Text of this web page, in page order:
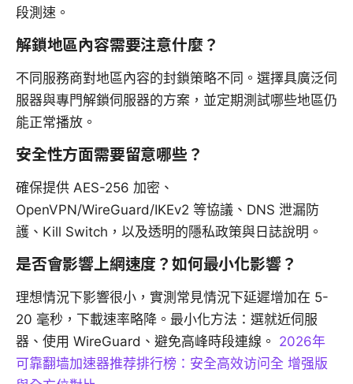
段測速。
解鎖地區內容需要注意什麼？
不同服務商對地區內容的封鎖策略不同。選擇具廣泛伺
服器與專門解鎖伺服器的方案，並定期測試哪些地區仍
能正常播放。
安全性方面需要留意哪些？
確保提供 AES-256 加密、
OpenVPN/WireGuard/IKEv2 等協議、DNS 泄漏防
護、Kill Switch，以及透明的隱私政策與日誌說明。
是否會影響上網速度？如何最小化影響？
理想情況下影響很小，實測常見情況下延遲增加在 5-
20 毫秒，下載速率略降。最小化方法：選就近伺服
器、使用 WireGuard、避免高峰時段連線。 2026年
可靠翻墙加速器推荐排行榜：安全高效访问全 增强版